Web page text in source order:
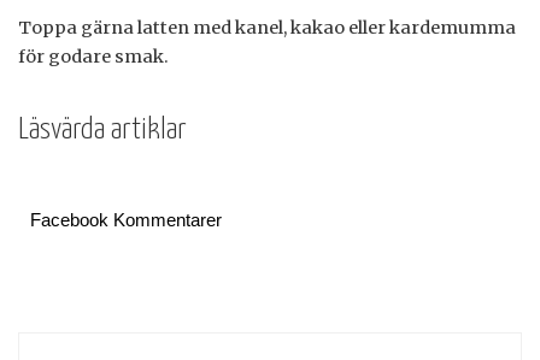
Toppa gärna latten med kanel, kakao eller kardemumma
för godare smak.
Läsvärda artiklar
Facebook Kommentarer